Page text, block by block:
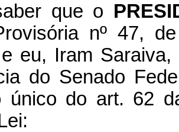
que o
nº 47,
eu, Iram
do Senado
único do art. 62